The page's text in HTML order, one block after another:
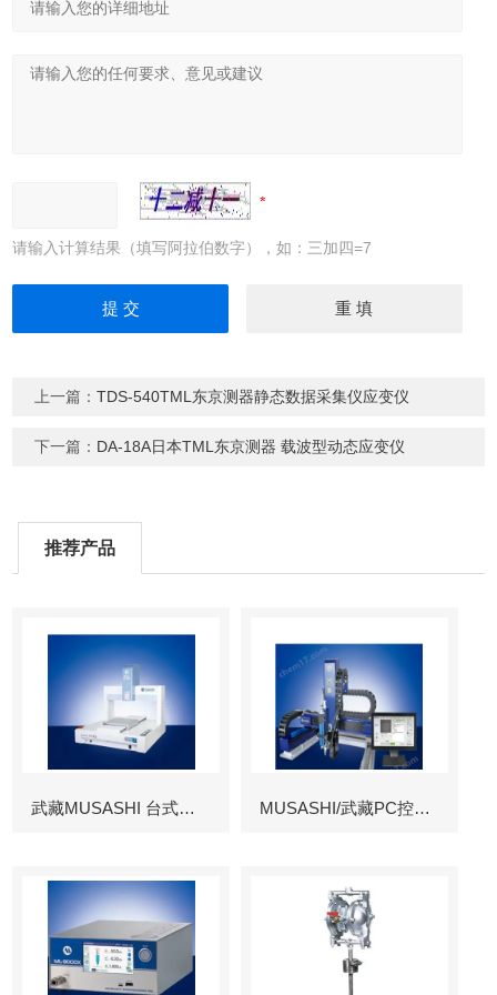
请输入计算结果（填写阿拉伯数字），如：三加四=7
上一篇：TDS-540TML东京测器静态数据采集仪应变仪
下一篇： DA-18A日本TML东京测器 载波型动态应变仪
推荐产品
武藏MUSASHI 台式涂布机械臂 MUSASHI/武藏PC控制图像识别机械臂